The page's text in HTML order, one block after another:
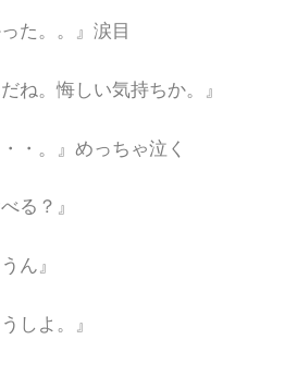
た。。』涙目
ね。悔しい気持ちか。』
・。』めっちゃ泣く
る？』
ん』
しよ。』